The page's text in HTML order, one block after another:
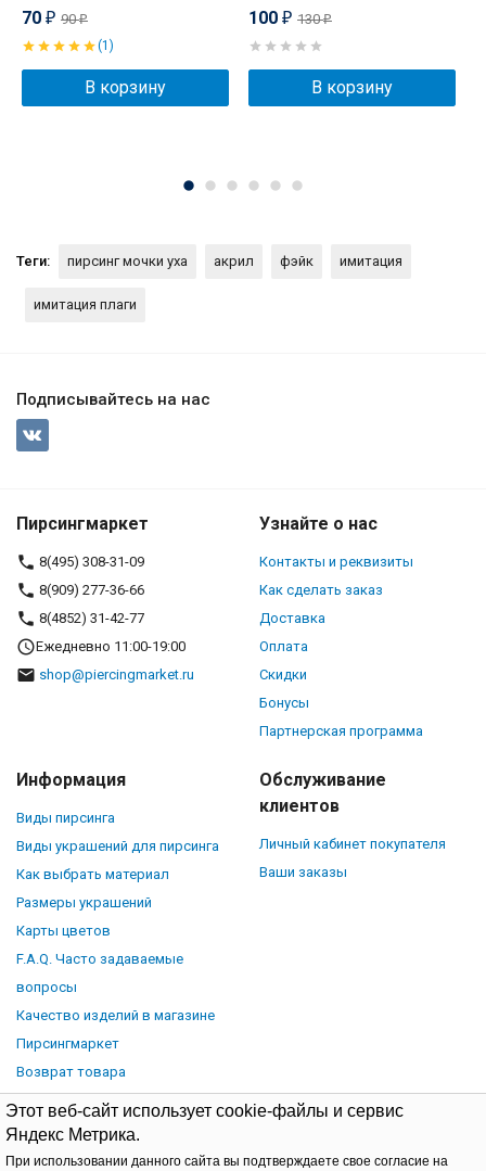
Этот веб-сайт использует cookie-файлы и сервис
Яндекс Метрика.
При использовании данного сайта вы подтверждаете свое согласие на
70 ₽ 90₽
(1)
В корзину
100 ₽ 130₽
В корзину
Теги: пирсинг мочки уха акрил фэйк имитация
имитация плаги
Подписывайтесь на нас
Пирсингмаркет
8(495) 308-31-09
8(909) 277-36-66
8(4852) 31-42-77
Ежедневно 11:00-19:00
shop@piercingmarket.ru
Узнайте о нас
Контакты и реквизиты
Как сделать заказ
Доставка
Оплата
Скидки
Бонусы
Партнерская программа
Информация
Виды пирсинга
Виды украшений для пирсинга
Как выбрать материал
Размеры украшений
Карты цветов
F.A.Q. Часто задаваемые
вопросы
Качество изделий в магазине
Пирсингмаркет
Возврат товара
Обслуживание
клиентов
Личный кабинет покупателя
Ваши заказы